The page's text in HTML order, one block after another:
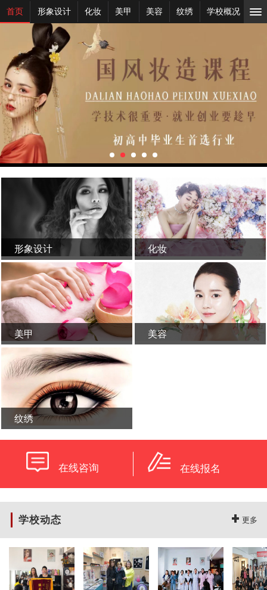
首页 形象设计 化妆 美甲 美容 纹绣 学校概况 新
形象设计 化妆
美甲 美容
纹绣
学校概况
新闻活动
在线咨询 在线报名
学校动态 更多